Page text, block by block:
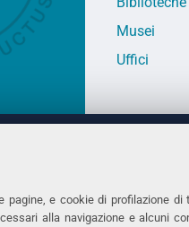
e cookie di profilazione di
alla navigazione e alcuni
Musei
Uffici
Ramaciotti
35 - 44121 Ferrara